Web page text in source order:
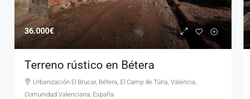
36.000€
Terreno rústico en Bétera
Urbanización El Brucar, Bétera, El Camp de Túria, Valencia,
Comunidad Valenciana, España